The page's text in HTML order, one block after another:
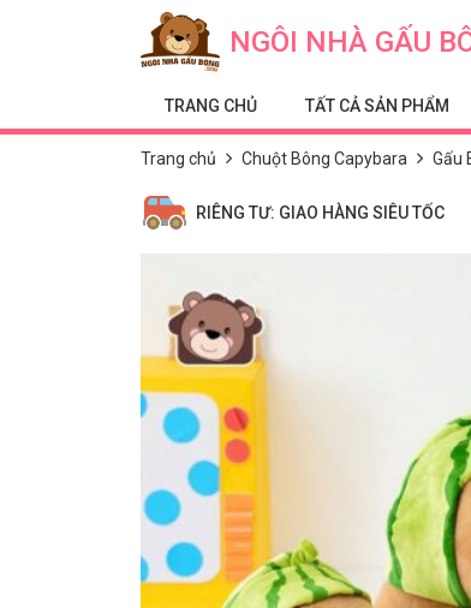
NGÔI NHÀ GẤU
TRANG CHỦ TẤT CẢ SẢN PHẨM
Trang chủ Chuột Bông Capybara Gấu
RIÊNG TƯ: GIAO HÀNG SIÊU TỐC